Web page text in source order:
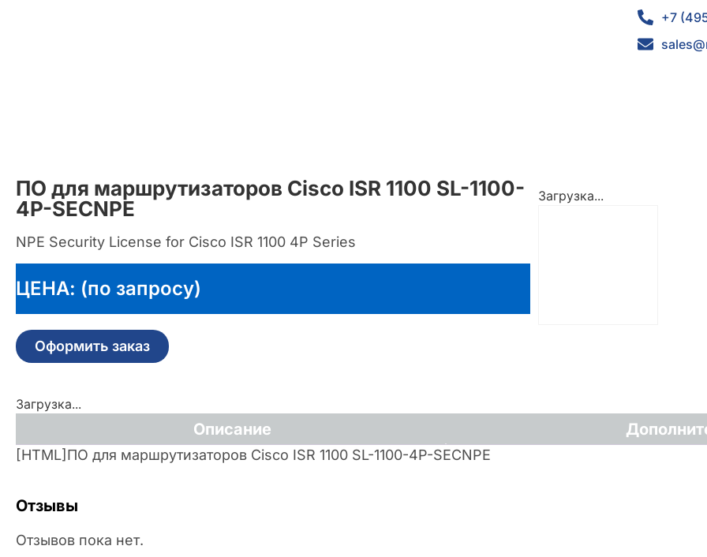
+7
ПО для маршрутизаторов Cisco ISR 1100 SL-1100-
4P-SECNPE
NPE Security License for Cisco ISR 1100 4P Series
ЦЕНА: (по запросу)
Оформить заказ
Загрузка...
Загрузка...
Описание
[HTML]ПО для маршрутизаторов Cisco ISR 1100 SL-1100-4P-SECNPE
Отзывы
Отзывов пока нет.